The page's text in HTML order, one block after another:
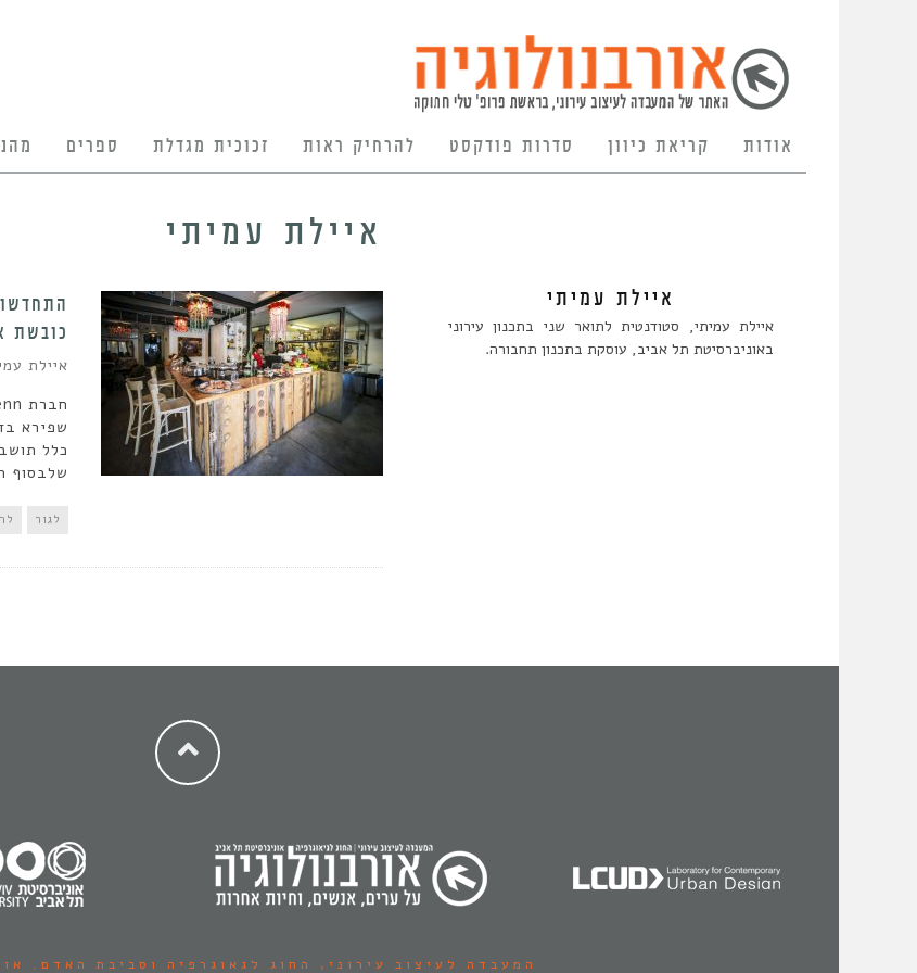
אודות קריאת כיוון סדרות פודקסט להרחיק ראות זכוכית מגדלת ספרים
איילת עמיתי
כובשת
איילת
שפירא
כלל
שלבסוף
לגור
איילת עמיתי
איילת עמיתי, סטודנטית לתואר שני בתכנון עירוני
באוניברסיטת תל אביב, עוסקת בתכנון תחבורה.
המעבדה לעיצוב עירוני, החוג לגאוגרפיה וסביבת האדם.